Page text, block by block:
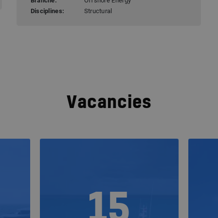
Disciplines:
Structural
Vacancies